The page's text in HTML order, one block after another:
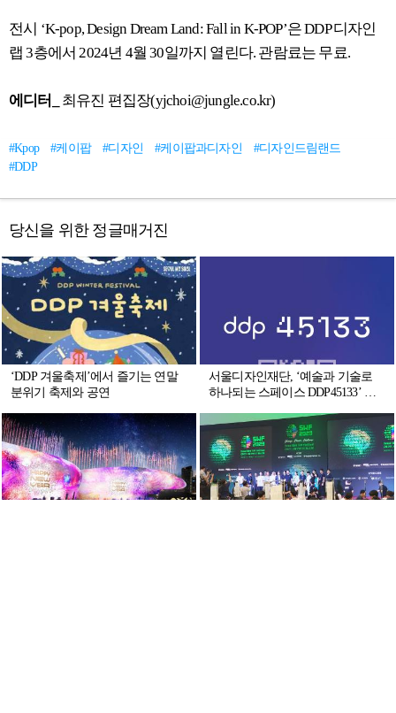
전시 ‘K-pop, Design Dream Land: Fall in K-POP’은 DDP 디자인
랩 3층에서 2024년 4월 30일까지 열린다. 관람료는 무료.
에디터_ 최유진 편집장(yjchoi@jungle.co.kr)
#Kpop #케이팝 #디자인 #케이팝과디자인
#디자인드림랜드
#DDP
당신을 위한 정글매거진
‘DDP 겨울축제’에서 즐기는 연말
분위기 축제와 공연
서울디자인재단, ‘예술과 기술로
하나되는 스페이스 DDP45133’ 프